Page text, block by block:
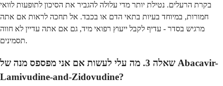
בקרת הרעלים. נטילת יותר מדי עלולה להגביר את הסיכון לתופעות לוואי
חמורות, במיוחד בעיות בתאי הדם או בכבד. אל תחכה לראות אם אתה
מרגיש בסדר - עדיף לקבל ייעוץ רפואי מיד, גם אם אתה עדיין לא חווה
תסמינים.
שאלה 3. מה עלי לעשות אם אני מפספס מנה של Abacavir-
Lamivudine-and-Zidovudine?